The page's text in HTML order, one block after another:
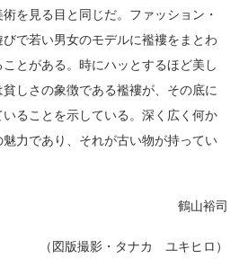
を見る目と同じだ。ファッション・
で若い男女のモデルに襤褸をまとわ
とがある。時にハッとするほど美し
しさの象徴である襤褸が、その底に
ることを示している。深く広く何か
力であり、それが古い物が持ってい
鶴山裕司
（図版撮影・タナカ ユキヒロ）